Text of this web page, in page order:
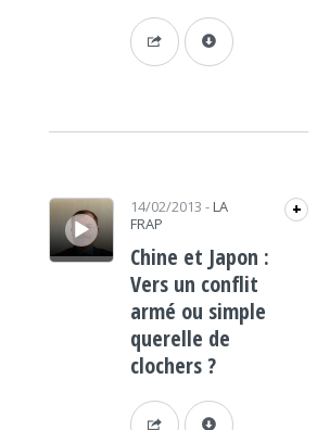
Lecteur audio 14/02/2013 - LA
FRAP
+
Chine et Japon :
Vers un conflit
armé ou simple
querelle de
clochers ?